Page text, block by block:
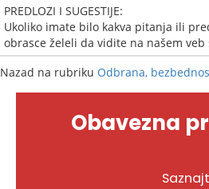
PREDLOZI I SUGESTIJE:
Ukoliko imate bilo kakva pitanja ili
obrasce želeli da vidite na našem
Nazad na rubriku Odbrana,
Obavezna